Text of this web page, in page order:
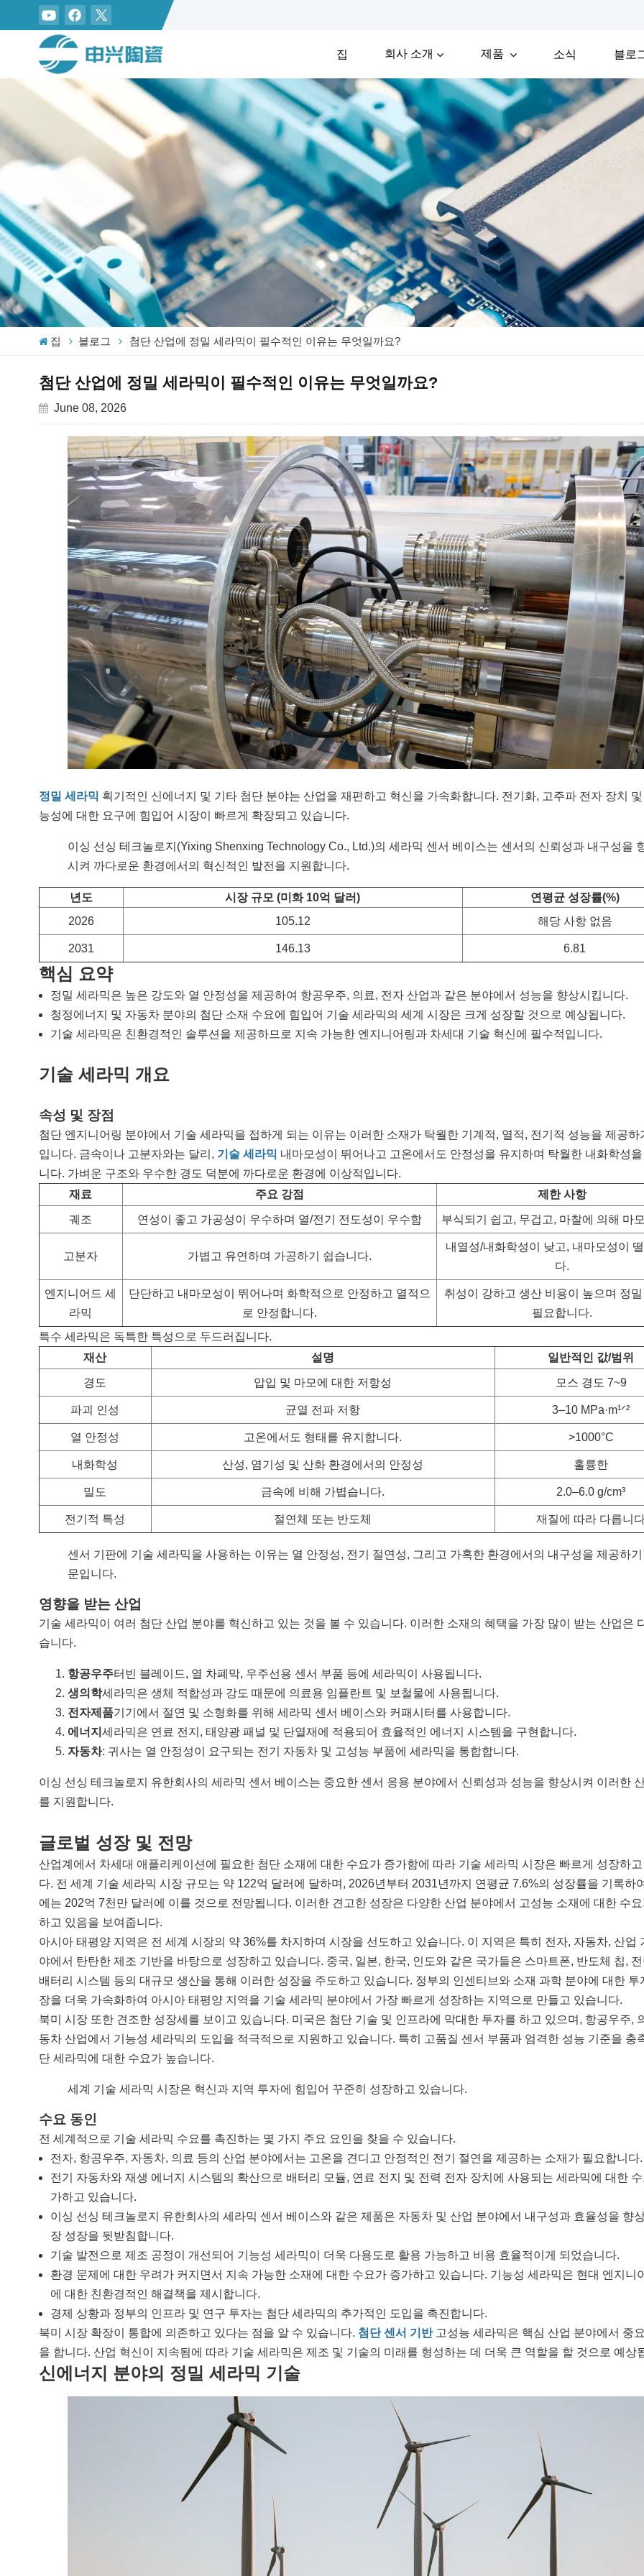
집 회사 소개 제품 소식 블로
집 블로그 첨단 산업에 정밀 세라믹이 필수적인 이유는 무엇일까요?
첨단 산업에 정밀 세라믹이 필수적인 이유는 무엇일까요?
June 08, 2026
정밀 세라믹 획기적인 신에너지 및 기타 첨단 분야는 산업을 재편하고 혁신을 가속화합니다. 전기화, 고주파 전자 장치
능성에 대한 요구에 힘입어 시장이 빠르게 확장되고 있습니다.
이싱 선싱 테크놀로지(Yixing Shenxing Technology Co., Ltd.)의 세라믹 센서 베이스는 센서의 신뢰성과 내구성을
시켜 까다로운 환경에서의 혁신적인 발전을 지원합니다.
년도 시장 규모 (미화 10억 달러)
연평균 성장률(%)
2026
105.12 해당 사항 없음
2031 146.13 6.81
핵심 요약
정밀 세라믹은 높은 강도와 ​​열 안정성을 제공하여 항공우주, 의료, 전자 산업과 같은 분야에서 성능을 향상시킵니다.
청정에너지 및 자동차 분야의 첨단 소재 수요에 힘입어 기술 세라믹의 세계 시장은 크게 성장할 것으로 예상됩니다.
기술 세라믹은 친환경적인 솔루션을 제공하므로 지속 가능한 엔지니어링과 차세대 기술 혁신에 필수적입니다.
기술 세라믹 개요
속성 및 장점
첨단 엔지니어링 분야에서 기술 세라믹을 접하게 되는 이유는 이러한 소재가 탁월한 기계적, 열적, 전기적 성능을 제공하
입니다. 금속이나 고분자와는 달리, 기술 세라믹 내마모성이 뛰어나고 고온에서도 안정성을 유지하며 탁월한 내화학성
니다. 가벼운 구조와 우수한 경도 덕분에 까다로운 환경에 이상적입니다.
재료
주요 강점 제한 사항
궤조 연성이 좋고 가공성이 우수하며 열/전기 전도성이 우수함 부식되기 쉽고, 무겁고, 마찰에 의해 마
고분자 가볍고 유연하며 가공하기 쉽습니다.
내열성/내화학성이 낮고, 내마모성이 떨
다.
엔지니어드 세
라믹
단단하고 내마모성이 뛰어나며 화학적으로 안정하고 열적으
로 안정합니다.
취성이 강하고 생산 비용이 높으며 정밀
필요합니다.
특수 세라믹은 독특한 특성으로 두드러집니다.
재산
설명 일반적인 값/범위
경도 압입 및 마모에 대한 저항성 모스 경도 7~9
파괴 인성 균열 전파 저항 3–10 MPa·m¹ᐟ²
열 안정성 고온에서도 형태를 유지합니다. >1000°C
내화학성 산성, 염기성 및 산화 환경에서의 안정성 훌륭한
밀도 금속에 비해 가볍습니다. 2.0–6.0 g/cm³
전기적 특성 절연체 또는 반도체 재질에 따라 다릅니
센서 기판에 기술 세라믹을 사용하는 이유는 열 안정성, 전기 절연성, 그리고 가혹한 환경에서의 내구성을 제공하기
문입니다.
영향을 받는 산업
기술 세라믹이 여러 첨단 산업 분야를 혁신하고 있는 것을 볼 수 있습니다. 이러한 소재의 혜택을 가장 많이 받는 산업은
습니다.
항공우주터빈 블레이드, 열 차폐막, 우주선용 센서 부품 등에 세라믹이 사용됩니다.
생의학세라믹은 생체 적합성과 강도 때문에 의료용 임플란트 및 보철물에 사용됩니다.
전자제품기기에서 절연 및 소형화를 위해 세라믹 센서 베이스와 커패시터를 사용합니다.
에너지 세라믹은 연료 전지, 태양광 패널 및 단열재에 적용되어 효율적인 에너지 시스템을 구현합니다.
자동차: 귀사는 열 안정성이 요구되는 전기 자동차 및 고성능 부품에 세라믹을 통합합니다.
이싱 선싱 테크놀로지 유한회사의 세라믹 센서 베이스는 중요한 센서 응용 분야에서 신뢰성과 성능을 향상시켜 이러한
를 지원합니다.
글로벌 성장 및 전망
산업계에서 차세대 애플리케이션에 필요한 첨단 소재에 대한 수요가 증가함에 따라 기술 세라믹 시장은 빠르게 성장하고
다. 전 세계 기술 세라믹 시장 규모는 약 122억 달러에 달하며, 2026년부터 2031년까지 연평균 7.6%의 성장률을 기록하
에는 202억 7천만 달러에 이를 것으로 전망됩니다. 이러한 견고한 성장은 다양한 산업 분야에서 고성능 소재에 대한 수
하고 있음을 보여줍니다.
아시아 태평양 지역은 전 세계 시장의 약 36%를 차지하며 시장을 선도하고 있습니다. 이 지역은 특히 전자, 자동차, 산업
야에서 탄탄한 제조 기반을 바탕으로 성장하고 있습니다. 중국, 일본, 한국, 인도와 같은 국가들은 스마트폰, 반도체 칩,
배터리 시스템 등의 대규모 생산을 통해 이러한 성장을 주도하고 있습니다. 정부의 인센티브와 소재 과학 분야에 대한 투
장을 더욱 가속화하여 아시아 태평양 지역을 기술 세라믹 분야에서 가장 빠르게 성장하는 지역으로 만들고 있습니다.
북미 시장 또한 견조한 성장세를 보이고 있습니다. 미국은 첨단 기술 및 인프라에 막대한 투자를 하고 있으며, 항공우주,
동차 산업에서 기능성 세라믹의 도입을 적극적으로 지원하고 있습니다. 특히 고품질 센서 부품과 엄격한 성능 기준을 충
단 세라믹에 대한 수요가 높습니다.
세계 기술 세라믹 시장은 혁신과 지역 투자에 힘입어 꾸준히 성장하고 있습니다.
수요 동인
전 세계적으로 기술 세라믹 수요를 촉진하는 몇 가지 주요 요인을 찾을 수 있습니다.
전자, 항공우주, 자동차, 의료 등의 산업 분야에서는 고온을 견디고 안정적인 전기 절연을 제공하는 소재가 필요합니다.
전기 자동차와 재생 에너지 시스템의 확산으로 배터리 모듈, 연료 전지 및 전력 전자 장치에 사용되는 세라믹에 대한
가하고 있습니다.
이싱 선싱 테크놀로지 유한회사의 세라믹 센서 베이스와 같은 제품은 자동차 및 산업 분야에서 내구성과 효율성을 향
장 성장을 뒷받침합니다.
기술 발전으로 제조 공정이 개선되어 기능성 세라믹이 더욱 다용도로 활용 가능하고 비용 효율적이게 되었습니다.
환경 문제에 대한 우려가 커지면서 지속 가능한 소재에 대한 수요가 증가하고 있습니다. 기능성 세라믹은 현대 엔지니
에 대한 친환경적인 해결책을 제시합니다.
경제 상황과 정부의 인프라 및 연구 투자는 첨단 세라믹의 추가적인 도입을 촉진합니다.
북미 시장 확장이 통합에 의존하고 있다는 점을 알 수 있습니다. 첨단 센서 기반고성능 세라믹은 핵심 산업 분야에서 중
을 합니다. 산업 혁신이 지속됨에 따라 기술 세라믹은 제조 및 기술의 미래를 형성하는 데 더욱 큰 역할을 할 것으로 예상
신에너지 분야의 정밀 세라믹 기술